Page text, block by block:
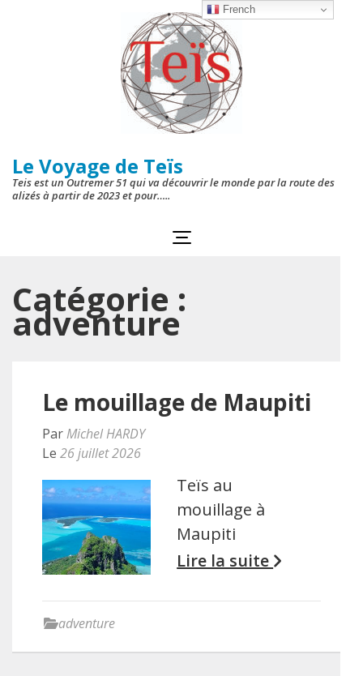
Le Voyage de Teïs
Teis est un Outremer 51 qui va découvrir le monde par la route des
alizés à partir de 2023 et pour…..
Catégorie :
adventure
Le mouillage de Maupiti
ParMichel HARDY
Le 26 juillet 2026
Teïs au
mouillage à
Maupiti
Lire la suite
adventure
French